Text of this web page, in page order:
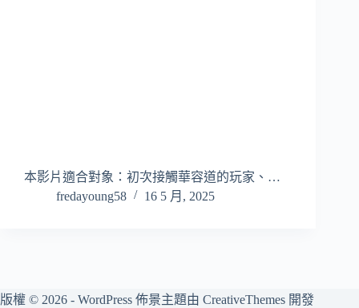
本影片適合對象：初次接觸華容道的玩家、…
fredayoung58
16 5 月, 2025
版權 © 2026 - WordPress 佈景主題由 CreativeThemes 開發